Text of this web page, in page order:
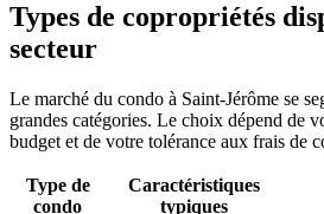
Types de copropriétés
secteur
Le marché du condo à Saint-Jérôme se
grandes catégories. Le choix dépend de
budget et de votre tolérance aux frais de
Type de
condo
Caractéristiques
typiques